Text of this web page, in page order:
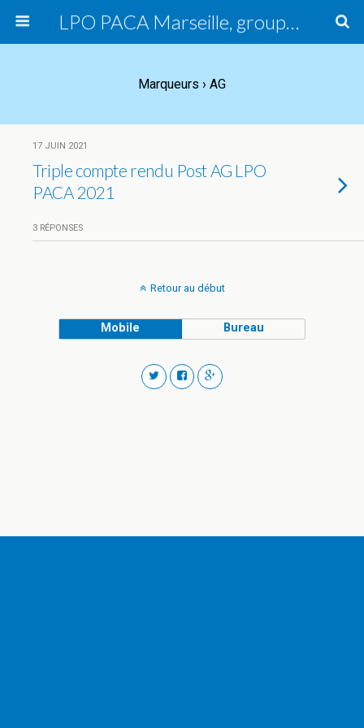
LPO PACA Marseille, groupe local
Marqueurs › AG
17 JUIN 2021
Triple compte rendu Post AG LPO
PACA 2021
3 RÉPONSES
Retour au début
Mobile Bureau